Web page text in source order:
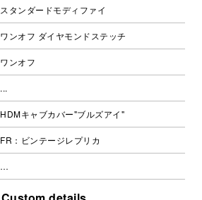
スタンダードモディファイ
ワンオフ ダイヤモンドステッチ
ワンオフ
...
HDMキャブカバー"ブルズアイ"
FR：ビンテージレプリカ
…